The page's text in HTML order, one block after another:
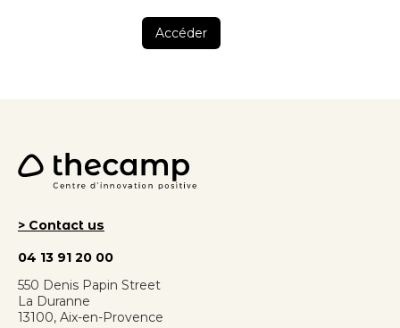
Accéder
> Contact us
04 13 91 20 00
550 Denis Papin Street
La Duranne
13100, Aix-en-Provence